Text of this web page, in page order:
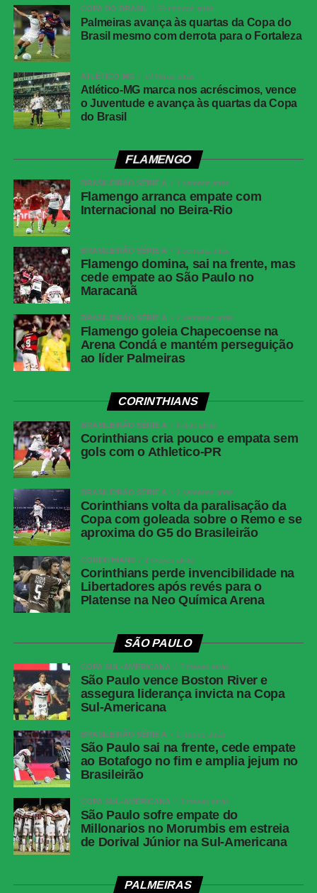
Maílton cobrou escanteio na área, Lucas Emanoel subiu
mais alto que a marcação e testou para o fundo do gol.
Próximos jogos
Jogo:Cuiabá x Fortaleza
Competição
: Série B do Campeonato Brasileiro (21ª
rodada)
: Arena Pantanal, em Cuiabá (MT)
Palmeiras avança às quartas da Copa do Brasil
mesmo com derrota para o Fortaleza
Jogo:Palmeiras x Internacional
Competição
: Campeonato Brasileiro (22ª rodada)
Data e hora
Brasília)
Local: Nubank Parque, em São Paulo (SP)
FICHA
Fortaleza 3 x 2 Palmeiras
Competição
Copa do Brasil — oitavas de final, jogo de volta
Local
Arena Pantanal, Cuiabá (MT)
Data
Horário
21h30, de Brasília
Público
15.186 torcedores
Renda
Cartões
amarelos
Maílton (Fortaleza)
Cartões
Nenhum
Arbitragem
Árbitro: Rafael Rodrigo Klein (RS); assistentes:
Bruno Raphael Pires (GO) e Thiaggo
Americano Labes (SC); VAR: Paulo Renato
Moreira da Silva Coelho (RJ)
Gols
Miritello, aos 33′ do 1ºT (Fortaleza); Flaco
López, aos 40′ do 1ºT (Palmeiras);
Rodriguinho, aos 45′ do 1ºT (Fortaleza);
Murilo, aos 15′ do 2ºT (Palmeiras); Lucas
Emanoel, aos 42′ do 2ºT (Fortaleza)
Fortaleza
João Ricardo; Maílton, Cardona (Neris), Lucas
Gazal e Fuentes; Lucas Sasha, Pierre (Ryan) e
Rodrigo (Vitinho); Rodriguinho (Lucas
Emanoel), Welliton (Paulo Baya) e Miritello.
Palmeiras
Carlos Miguel; Giay, Murilo, Benedetti e Arthur;
COPA DO BRASIL 56 minutos atrás
Palmeiras avança às quartas da Copa do
Brasil mesmo com derrota para o Fortaleza
ATLÉTICO-MG 19 horas atrás
Atlético-MG marca nos acréscimos, vence
o Juventude e avança às quartas da Copa
do Brasil
FLAMENGO
BRASILEIRÃO SÉRIE A 1 semana atrás
Flamengo arranca empate com
Internacional no Beira-Rio
BRASILEIRÃO SÉRIE A 1 semana atrás
Flamengo domina, sai na frente, mas
cede empate ao São Paulo no
Maracanã
BRASILEIRÃO SÉRIE A 2 semanas atrás
Flamengo goleia Chapecoense na
Arena Condá e mantém perseguição
ao líder Palmeiras
CORINTHIANS
BRASILEIRÃO SÉRIE A 6 dias atrás
Corinthians cria pouco e empata sem
gols com o Athletico-PR
BRASILEIRÃO SÉRIE A 2 semanas atrás
Corinthians volta da paralisação da
Copa com goleada sobre o Remo e se
aproxima do G5 do Brasileirão
CORINTHIANS 2 meses atrás
Corinthians perde invencibilidade na
Libertadores após revés para o
Platense na Neo Química Arena
SÃO PAULO
COPA SUL-AMERICANA 2 meses atrás
São Paulo vence Boston River e
assegura liderança invicta na Copa
Sul-Americana
BRASILEIRÃO SÉRIE A 2 meses atrás
São Paulo sai na frente, cede empate
ao Botafogo no fim e amplia jejum no
Brasileirão
COPA SUL-AMERICANA 3 meses atrás
São Paulo sofre empate do
Millonarios no Morumbis em estreia
de Dorival Júnior na Sul-Americana
PALMEIRAS